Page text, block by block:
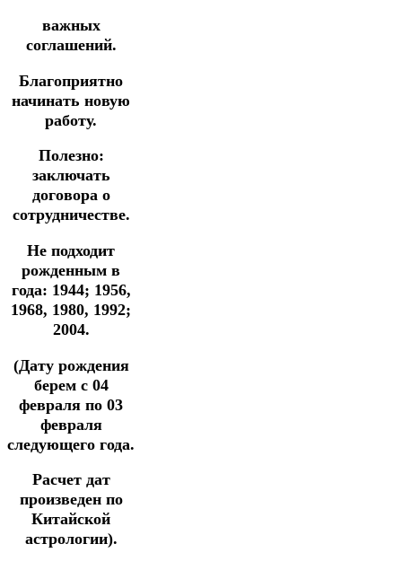
важных
соглашений.
Благоприятно
начинать новую
работу.
Полезно:
заключать
договора о
сотрудничестве.
Не подходит
рожденным в
года: 1944; 1956,
1968, 1980, 1992;
2004.
(Дату рождения
берем с 04
февраля по 03
февраля
следующего года.
Расчет дат
произведен по
Китайской
астрологии).